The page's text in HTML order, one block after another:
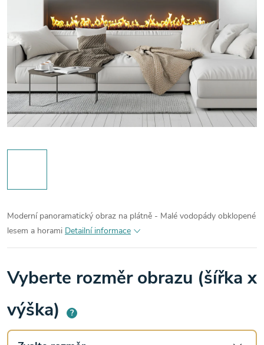
Moderní panoramatický obraz na plátně - Malé vodopády obklopené
lesem a horami Detailní informace
Vyberte rozměr obrazu (šířka x
výška)
?